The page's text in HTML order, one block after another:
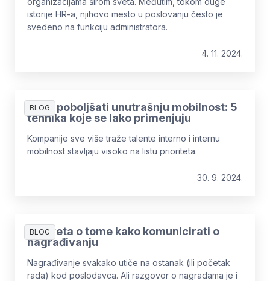
istorije HR-a, njihovo mesto u poslovanju često je
svedeno na funkciju administratora.
4. 11. 2024.
BLOG
Kako poboljšati unutrašnju mobilnost: 5
tehnika koje se lako primenjuju
Kompanije sve više traže talente interno i internu
mobilnost stavljaju visoko na listu prioriteta.
30. 9. 2024.
BLOG
5 saveta o tome kako komunicirati o
nagrađivanju
Nagrađivanje svakako utiče na ostanak (ili početak
rada) kod poslodavca. Ali razgovor o nagradama je i